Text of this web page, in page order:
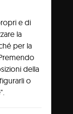
e di
la
per la
della
o